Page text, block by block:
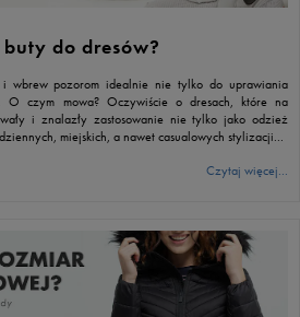
buty do dresów?
i wbrew pozorom idealnie nie tylko do uprawiania
O czym mowa? Oczywiście o dresach, które na
i znalazły zastosowanie nie tylko jako odzież
miejskich, a nawet casualowych stylizacji...
Czytaj więcej...